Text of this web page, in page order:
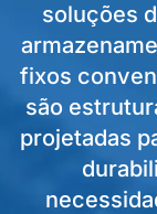
soluções
fixos
são
projetadas